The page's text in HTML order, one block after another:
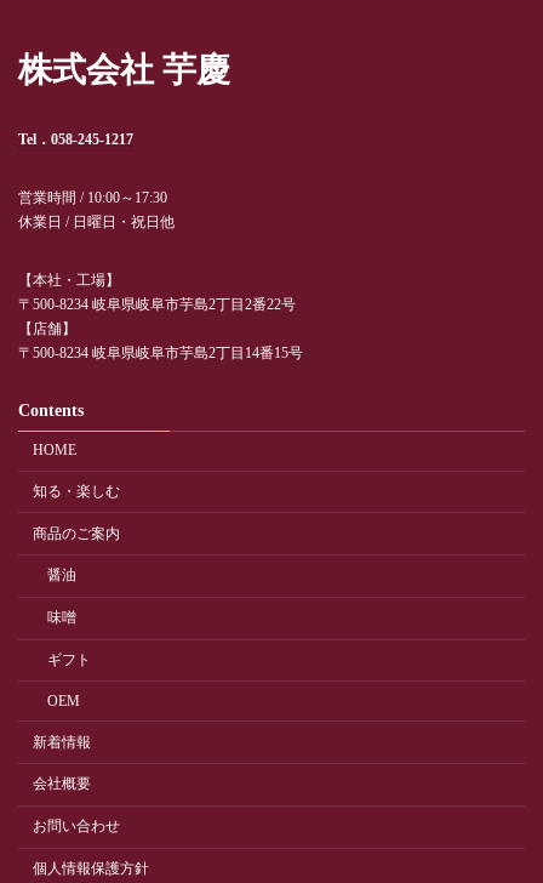
株式会社 芋慶
Tel．058-245-1217
営業時間 / 10:00～17:30
休業日 / 日曜日・祝日他
【本社・工場】
〒500-8234 岐阜県岐阜市芋島2丁目2番22号
【店舗】
〒500-8234 岐阜県岐阜市芋島2丁目14番15号
Contents
HOME
知る・楽しむ
商品のご案内
醤油
味噌
ギフト
OEM
新着情報
会社概要
お問い合わせ
個人情報保護方針